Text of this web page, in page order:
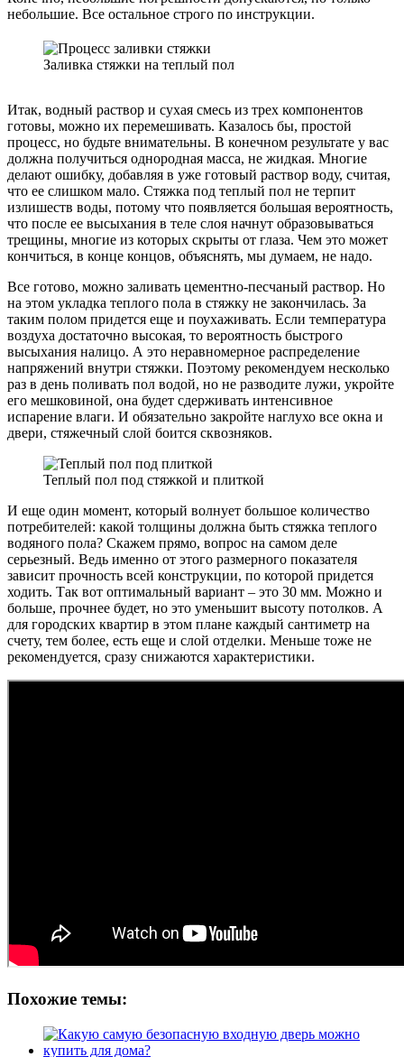
небольшие. Все остальное строго по инструкции.
Заливка стяжки на теплый пол
Итак, водный раствор и сухая смесь из трех компонентов
готовы, можно их перемешивать. Казалось бы, простой
процесс, но будьте внимательны. В конечном результате у вас
должна получиться однородная масса, не жидкая. Многие
делают ошибку, добавляя в уже готовый раствор воду, считая,
что ее слишком мало. Стяжка под теплый пол не терпит
излишеств воды, потому что появляется большая вероятность,
что после ее высыхания в теле слоя начнут образовываться
трещины, многие из которых скрыты от глаза. Чем это может
кончиться, в конце концов, объяснять, мы думаем, не надо.
Все готово, можно заливать цементно-песчаный раствор. Но
на этом укладка теплого пола в стяжку не закончилась. За
таким полом придется еще и поухаживать. Если температура
воздуха достаточно высокая, то вероятность быстрого
высыхания налицо. А это неравномерное распределение
напряжений внутри стяжки. Поэтому рекомендуем несколько
раз в день поливать пол водой, но не разводите лужи, укройте
его мешковиной, она будет сдерживать интенсивное
испарение влаги. И обязательно закройте наглухо все окна и
двери, стяжечный слой боится сквозняков.
Теплый пол под стяжкой и плиткой
И еще один момент, который волнует большое количество
потребителей: какой толщины должна быть стяжка теплого
водяного пола? Скажем прямо, вопрос на самом деле
серьезный. Ведь именно от этого размерного показателя
зависит прочность всей конструкции, по которой придется
ходить. Так вот оптимальный вариант – это 30 мм. Можно и
больше, прочнее будет, но это уменьшит высоту потолков. А
для городских квартир в этом плане каждый сантиметр на
счету, тем более, есть еще и слой отделки. Меньше тоже не
рекомендуется, сразу снижаются характеристики.
Похожие темы: